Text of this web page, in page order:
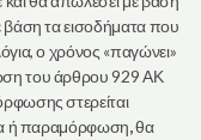
βάση τα εισοδήματα που
ο χρόνος «παγώνει»
του άρθρου 929 ΑΚ
στερείται
ή παραμόρφωση,θα